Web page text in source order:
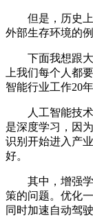
但是，历史上
外部生存环境的
下面我想跟大
上我们每个人都
智能行业工作20年
人工智能技术
是深度学习，因
识别开始进入产
好。
其中，增强学
策的问题。优化
同时加速自动驾